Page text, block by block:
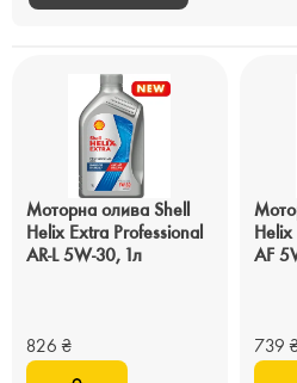
Моторна олива Shell
Helix Extra Professional
AR-L 5W-30, 1л
826 ₴
Helix
AF
739